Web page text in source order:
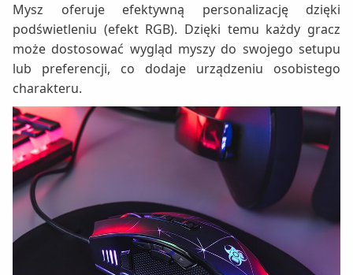
Mysz oferuje efektywną personalizację dzięki
podświetleniu (efekt RGB). Dzięki temu każdy gracz
może dostosować wygląd myszy do swojego setupu
lub preferencji, co dodaje urządzeniu osobistego
charakteru.